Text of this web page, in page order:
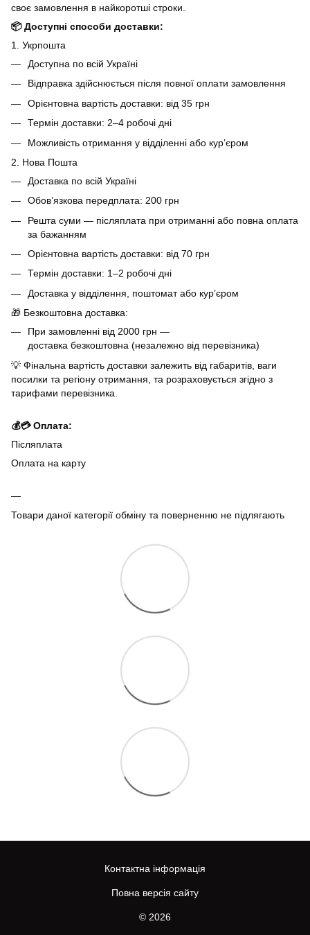
своє замовлення в найкоротші строки.
📦 Доступні способи доставки:
1. Укрпошта
Доступна по всій Україні
Відправка здійснюється після повної оплати замовлення
Орієнтовна вартість доставки: від 35 грн
Термін доставки: 2–4 робочі дні
Можливість отримання у відділенні або кур’єром
2. Нова Пошта
Доставка по всій Україні
Обов’язкова передплата: 200 грн
Решта суми — післяплата при отриманні або повна оплата
за бажанням
Орієнтовна вартість доставки: від 70 грн
Термін доставки: 1–2 робочі дні
Доставка у відділення, поштомат або кур’єром
🎁 Безкоштовна доставка:
При замовленні від 2000 грн —
доставка безкоштовна (незалежно від перевізника)
💡 Фінальна вартість доставки залежить від габаритів, ваги
посилки та регіону отримання, та розраховується згідно з
тарифами перевізника.
💰💳 Оплата:
Післяплата
Оплата на карту
Товари даної категорії обміну та поверненню не підлягають
Контактна інформація
Повна версія сайту
© 2026